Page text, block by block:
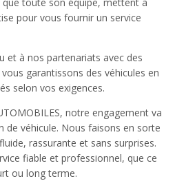
pour vous fournir un service
et à nos partenariats avec des
garantissons des véhicules en
selon vos exigences.
notre engagement va
de véhicule. Nous faisons en sorte
rassurante et sans surprises.
fiable et professionnel, que ce
ou long terme.